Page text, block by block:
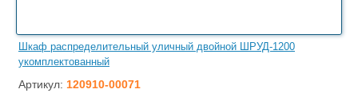
Шкаф распределительный уличный двойной ШРУД-1200
укомплектованный
Артикул: 120910-00071